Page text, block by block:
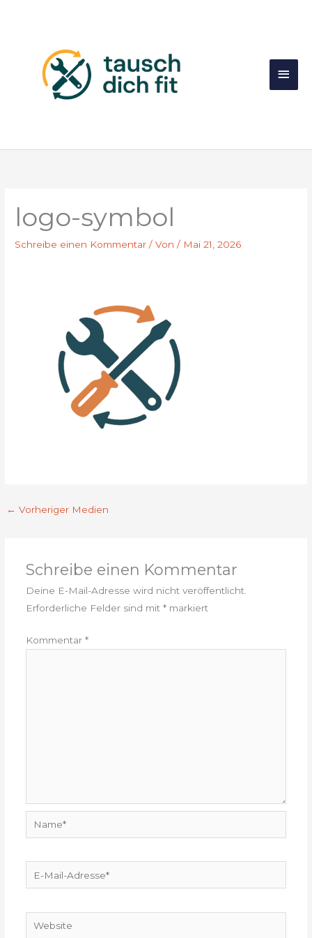
logo-symbol
Schreibe einen Kommentar / Von/ Mai 21, 2026
← Vorheriger Medien
Schreibe einen Kommentar
Deine E-Mail-Adresse wird nicht veröffentlicht.
Erforderliche Felder sind mit *markiert
Kommentar *
Mail-
Website